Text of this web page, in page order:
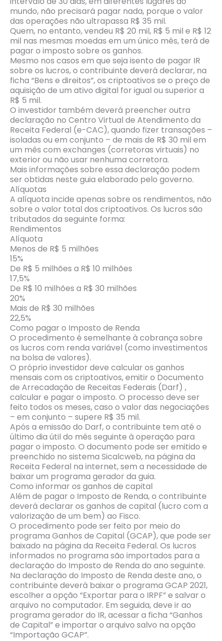
mundo, não precisará pagar nada, porque o valor
das operações não ultrapassa R$ 35 mil.
Quem, no entanto, vendeu R$ 20 mil, R$ 5 mil e R$ 12
mil nas mesmas moedas em um único mês, terá de
pagar o imposto sobre os ganhos.
Mesmo nos casos em que seja isento de pagar IR
sobre os lucros, o contribuinte deverá declarar, na
ficha “Bens e direitos”, os criptoativos se o preço de
aquisição de um ativo digital for igual ou superior a
R$ 5 mil.
O investidor também deverá preencher outra
declaração no Centro Virtual de Atendimento da
Receita Federal (e-CAC), quando fizer transações –
isoladas ou em conjunto – de mais de R$ 30 mil em
um mês com exchanges (corretoras virtuais) no
exterior ou não usar nenhuma corretora.
Mais informações sobre essa declaração podem
ser obtidas neste guia elaborado pelo governo.
Alíquotas
A alíquota incide apenas sobre os rendimentos, não
sobre o valor total dos criptoativos. Os lucros são
tributados da seguinte forma:
Rendimentos
Alíquota
Menos de R$ 5 milhões
15%
De R$ 5 milhões a R$ 10 milhões
17,5%
De R$ 10 milhões a R$ 30 milhões
20%
Mais de R$ 30 milhões
22,5%
Como pagar o Imposto de Renda
O procedimento é semelhante à cobrança sobre
os lucros com renda variável (como investimentos
na bolsa de valores).
O próprio investidor deve calcular os ganhos
mensais com os criptoativos, emitir o Documento
de Arrecadação de Receitas Federais (Darf) ,
calcular e pagar o imposto. O processo deve ser
feito todos os meses, caso o valor das negociações
– em conjunto – supere R$ 35 mil.
Após a emissão do Darf, o contribuinte tem até o
último dia útil do mês seguinte à operação para
pagar o imposto. O documento pode ser emitido e
preenchido no sistema Sicalcweb, na página da
Receita Federal na internet, sem a necessidade de
baixar um programa gerador da guia.
Como informar os ganhos de capital
Além de pagar o Imposto de Renda, o contribuinte
deverá declarar os ganhos de capital (lucro com a
valorização de um bem) ao Fisco.
O procedimento pode ser feito por meio do
programa Ganhos de Capital (GCAP), que pode ser
baixado na página da Receita Federal. Os lucros
informados no programa são importados para a
declaração do Imposto de Renda do ano seguinte.
Na declaração do Imposto de Renda deste ano, o
contribuinte deverá baixar o programa GCAP 2021,
escolher a opção “Exportar para o IRPF” e salvar o
arquivo no computador. Em seguida, deve ir ao
programa gerador do IR, acessar a ficha “Ganhos
de Capital” e importar o arquivo salvo na opção
“Importação GCAP”.